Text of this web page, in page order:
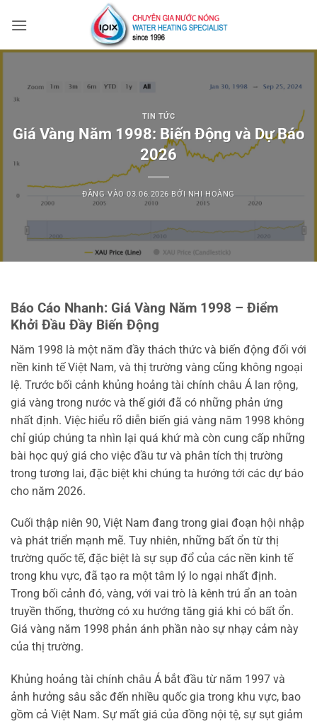
qua
TIN TỨC
Giá Vàng Năm 1998: Biến Động và Dự Báo
2026
ĐĂNG VÀO03.06.2026 BỞI NHI HOÀNG
Báo Cáo Nhanh: Giá Vàng Năm 1998 – Điểm
Khởi Đầu Đầy Biến Động
Năm 1998 là một năm đầy thách thức và biến động đối với
nền kinh tế Việt Nam, và thị trường vàng cũng không ngoại
lệ. Trước bối cảnh khủng hoảng tài chính châu Á lan rộng,
giá vàng trong nước và thế giới đã có những phản ứng
nhất định. Việc hiểu rõ diễn biến giá vàng năm 1998 không
chỉ giúp chúng ta nhìn lại quá khứ mà còn cung cấp những
bài học quý giá cho việc đầu tư và phân tích thị trường
trong tương lai, đặc biệt khi chúng ta hướng tới các dự báo
cho năm 2026.
Cuối thập niên 90, Việt Nam đang trong giai đoạn hội nhập
và phát triển mạnh mẽ. Tuy nhiên, những bất ổn từ thị
trường quốc tế, đặc biệt là sự sụp đổ của các nền kinh tế
trong khu vực, đã tạo ra một tâm lý lo ngại nhất định.
Trong bối cảnh đó, vàng, với vai trò là kênh trú ẩn an toàn
truyền thống, thường có xu hướng tăng giá khi có bất ổn.
Giá vàng năm 1998 phản ánh phần nào sự nhạy cảm này
của thị trường.
Khủng hoảng tài chính châu Á bắt đầu từ năm 1997 và
ảnh hưởng sâu sắc đến nhiều quốc gia trong khu vực, bao
gồm cả Việt Nam. Sự mất giá của đồng nội tệ, sự sụt giảm